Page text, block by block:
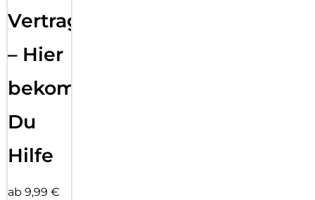
Vertragsabwicklung
– Hier
bekommst
Du
Hilfe
ab 9,99 €